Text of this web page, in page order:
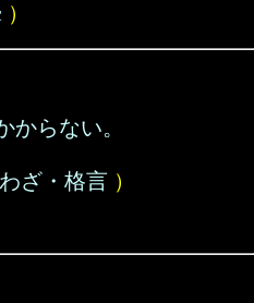
）
からない。
ざ・格言 ）